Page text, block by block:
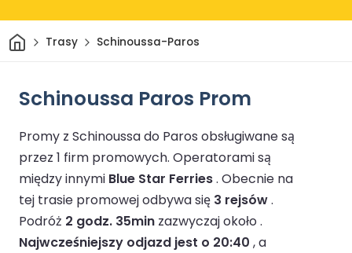
DomTrasy Schinoussa-Paros
Schinoussa Paros Prom
Promy z Schinoussa do Paros obsługiwane są
przez 1 firm promowych. Operatorami są
między innymi Blue Star Ferries. Obecnie na
tej trasie promowej odbywa się 3 rejsów.
Podróż 2 godz. 35min zazwyczaj około .
Najwcześniejszy odjazd jest o 20:40 , a